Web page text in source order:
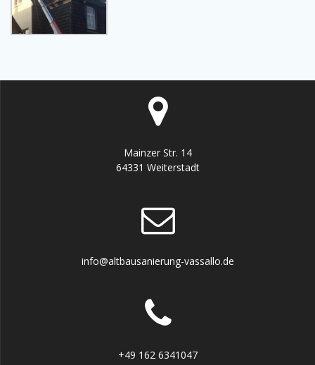
Mainzer Str. 14
64331 Weiterstadt
info@altbausanierung-vassallo.de
+49 162 6341047